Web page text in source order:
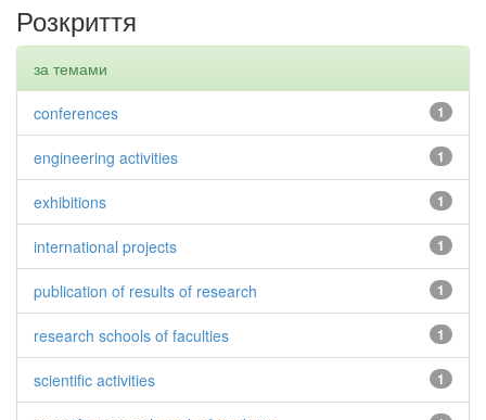
Розкриття
за темами
1
conferences
1
engineering activities
1
exhibitions
1
international projects
1
publication of results of research
1
research schools of faculties
1
scientific activities